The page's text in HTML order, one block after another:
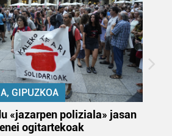
GIPUZKOA
«jazarpen poliziala» jasan
ogitartekoak